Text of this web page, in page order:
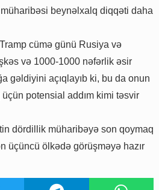
beynəlxalq diqqəti daha
cümə günü Rusiya və
və 1000-1000 nəfərlik əsir
gəldiyini açıqlayıb ki, bu da onun
potensial addım kimi təsvir
dördillik müharibəyə son qoymaq
üçüncü ölkədə görüşməyə hazır